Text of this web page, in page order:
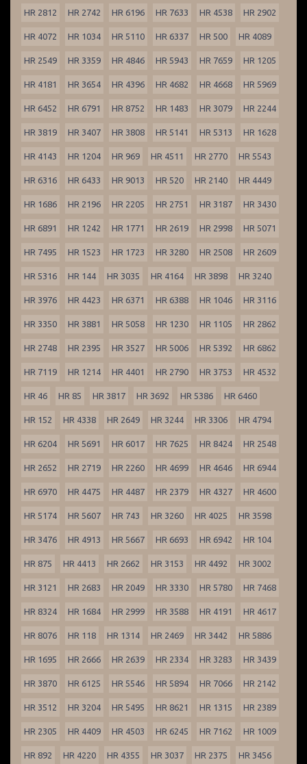
HR 2812 HR 2742 HR 6196 HR 7633 HR 4538 HR 2902
HR 4072 HR 1034 HR 5110 HR 6337 HR 500 HR 4089
HR 2549 HR 3359 HR 4846 HR 5943 HR 7659 HR 1205
HR 4181 HR 3654 HR 4396 HR 4682 HR 4668 HR 5969
HR 6452 HR 6791 HR 8752 HR 1483 HR 3079 HR 2244
HR 3819 HR 3407 HR 3808 HR 5141 HR 5313 HR 1628
HR 4143 HR 1204 HR 969 HR 4511 HR 2770 HR 5543
HR 6316 HR 6433 HR 9013 HR 520 HR 2140 HR 4449
HR 1686 HR 2196 HR 2205 HR 2751 HR 3187 HR 3430
HR 6891 HR 1242 HR 1771 HR 2619 HR 2998 HR 5071
HR 7495 HR 1523 HR 1723 HR 3280 HR 2508 HR 2609
HR 5316 HR 144 HR 3035 HR 4164 HR 3898 HR 3240
HR 3976 HR 4423 HR 6371 HR 6388 HR 1046 HR 3116
HR 3350 HR 3881 HR 5058 HR 1230 HR 1105 HR 2862
HR 2748 HR 2395 HR 3527 HR 5006 HR 5392 HR 6862
HR 7119 HR 1214 HR 4401 HR 2790 HR 3753 HR 4532
HR 46 HR 85 HR 3817 HR 3692 HR 5386 HR 6460
HR 152 HR 4338 HR 2649 HR 3244 HR 3306 HR 4794
HR 6204 HR 5691 HR 6017 HR 7625 HR 8424 HR 2548
HR 2652 HR 2719 HR 2260 HR 4699 HR 4646 HR 6944
HR 6970 HR 4475 HR 4487 HR 2379 HR 4327 HR 4600
HR 5174 HR 5607 HR 743 HR 3260 HR 4025 HR 3598
HR 3476 HR 4913 HR 5667 HR 6693 HR 6942 HR 104
HR 875 HR 4413 HR 2662 HR 3153 HR 4492 HR 3002
HR 3121 HR 2683 HR 2049 HR 3330 HR 5780 HR 7468
HR 8324 HR 1684 HR 2999 HR 3588 HR 4191 HR 4617
HR 8076 HR 118 HR 1314 HR 2469 HR 3442 HR 5886
HR 1695 HR 2666 HR 2639 HR 2334 HR 3283 HR 3439
HR 3870 HR 6125 HR 5546 HR 5894 HR 7066 HR 2142
HR 3512 HR 3204 HR 5495 HR 8621 HR 1315 HR 2389
HR 2305 HR 4409 HR 4503 HR 6245 HR 7162 HR 1009
HR 892 HR 4220 HR 4355 HR 3037 HR 2375 HR 3456